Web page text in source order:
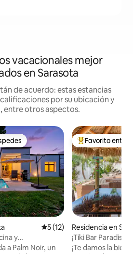
vacacionales mejor
en Sarasota
de acuerdo: estas estancias
por su ubicación y
entre otros aspectos.
entre huéspedes
Calificación promedio: 5 de
5 (12)
y
Siesta Key «Palm
a Palm Noir, un
De los mejores
Favorito entre
Residencia en
a
¡Tiki Bar Paradise!
oasis de juegos!
¡Te damos la